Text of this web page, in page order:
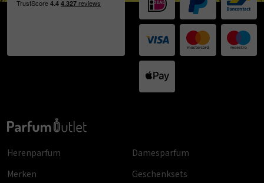
Herenparfum
Damesparfum
Merken
Geschenksets